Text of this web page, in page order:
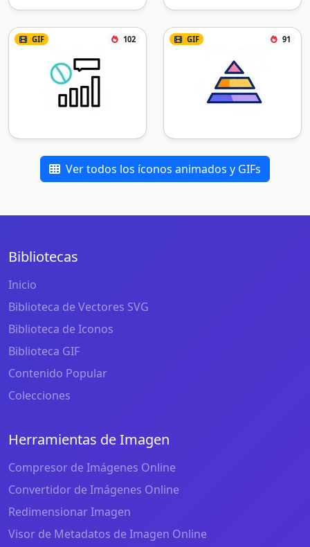
GIF 102 GIF 91
Ver todos los íconos animados y GIFs
Bibliotecas
Inicio
Biblioteca de Vectores SVG
Biblioteca de Iconos
Biblioteca GIF
Contenido Popular
Colecciones
Herramientas de Imagen
Compresor de Imágenes Online
Convertidor de Imágenes Online
Redimensionar Imagen
Visor de Metadatos de Imagen Online